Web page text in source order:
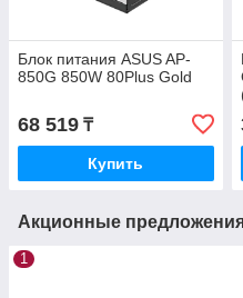
Блок питания ASUS AP-
850G 850W 80Plus Gold
68 519 ₸
Купить
Акционные
1